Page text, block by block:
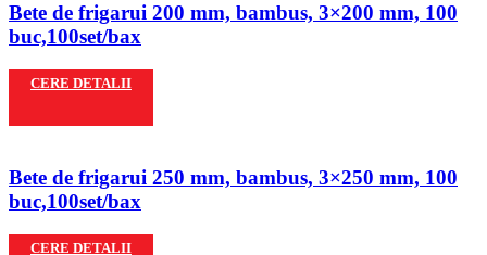
Bete de frigarui 200 mm, bambus, 3×200 mm, 100
buc,100set/bax
CERE DETALII
Bete de frigarui 250 mm, bambus, 3×250 mm, 100
buc,100set/bax
CERE DETALII